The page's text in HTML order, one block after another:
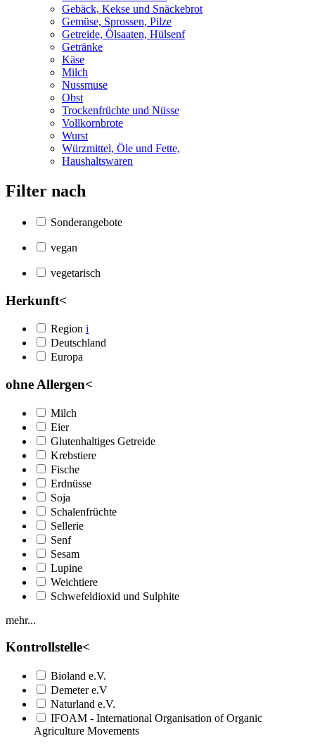
Gebäck, Kekse und Snäckebrot
Gemüse, Sprossen, Pilze
Getreide, Ölsaaten, Hülsenf
Getränke
Käse
Milch
Nussmuse
Obst
Trockenfrüchte und Nüsse
Vollkornbrote
Wurst
Würzmittel, Öle und Fette,
Haushaltswaren
Filter nach
Sonderangebote
vegan
vegetarisch
Herkunft<
Region i
Deutschland
Europa
ohne Allergen<
Milch
Eier
Glutenhaltiges Getreide
Krebstiere
Fische
Erdnüsse
Soja
Schalenfrüchte
Sellerie
Senf
Sesam
Lupine
Weichtiere
Schwefeldioxid und Sulphite
mehr...
Kontrollstelle<
Bioland e.V.
Demeter e.V
Naturland e.V.
IFOAM - International Organisation of Organic
Agriculture Movements